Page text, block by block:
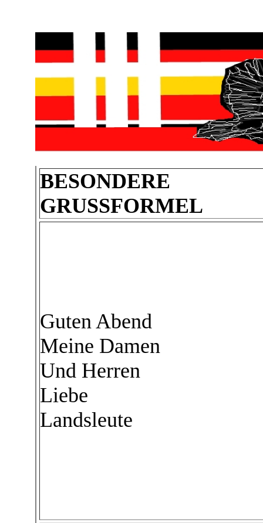
BESONDERE
GRUSSFORMEL
Guten Abend
Meine Damen
Und Herren
Liebe
Landsleute